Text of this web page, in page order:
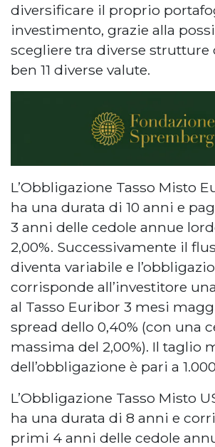
diversificare il proprio
investimento, grazie alla
scegliere tra diverse strutture
ben 11 diverse valute.
L’Obbligazione Tasso Misto
ha una durata di 10 anni e
3 anni delle cedole annue
2,00%. Successivamente il
diventa variabile e
corrisponde all’investitore
al Tasso Euribor 3 mesi
spread dello 0,40% (con una
massima del 2,00%). Il taglio
dell’obbligazione è pari a
L’Obbligazione Tasso Misto
ha una durata di 8 anni e
primi 4 anni delle cedole